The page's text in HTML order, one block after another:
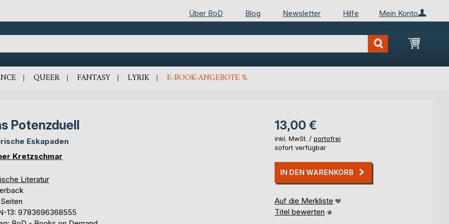
Mein Konto
Über BoD Blog Newsletter Hilfe
Mein
QUEER FANTASY LYRIK E-BOOK-ANGEBOTE %
Potenzduell
Eskapaden
Kretzschmar
Literatur
13: 9783696368555
13,00 €
inkl. MwSt. / portofrei
sofort verfügbar
IN DEN WARENKORB
Auf die Merkliste
Titel bewerten